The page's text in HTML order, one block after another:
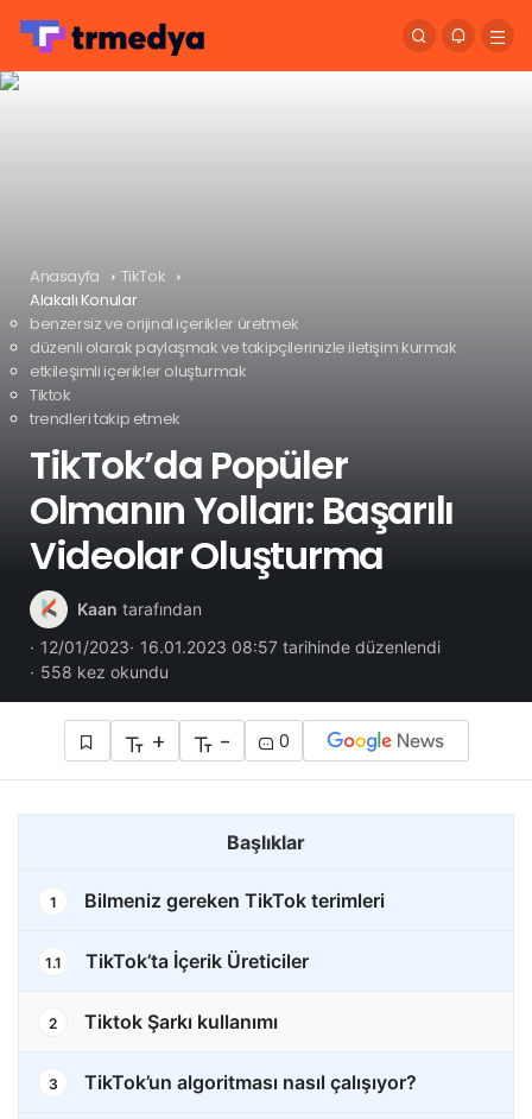
Anasayfa
TikTok
Alakalı Konular
benzersiz ve orijinal içerikler üretmek
düzenli olarak paylaşmak ve takipçilerinizle iletişim kurmak
etkileşimli içerikler oluşturmak
Tiktok
trendleri takip etmek
TikTok’da Popüler
Olmanın Yolları: Başarılı
Videolar Oluşturma
Kaan tarafından
12/01/2023
16.01.2023 08:57 tarihinde düzenlendi
558 kez okundu
+ - 0
Başlıklar
1 Bilmeniz gereken TikTok terimleri
1.1 TikTok’ta İçerik Üreticiler
2 Tiktok Şarkı kullanımı
3 TikTok’un algoritması nasıl çalışıyor?